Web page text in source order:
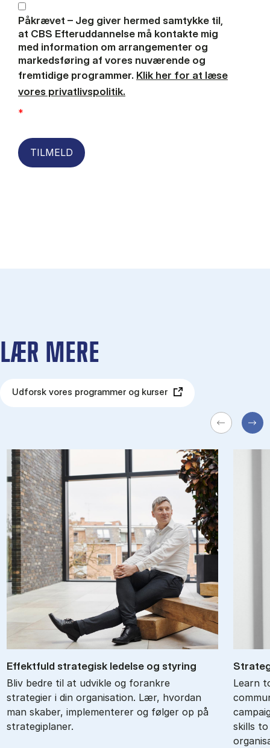
Påkrævet – Jeg giver hermed samtykke til,
at CBS Efteruddannelse må kontakte mig
med information om arrangementer og
markedsføring af vores nuværende og
fremtidige programmer. Klik her for at læse
vores privatlivspolitik.
*
TILMELD
LÆR MERE
Udforsk vores programmer og kurser
Ef­fekt­fuld stra­te­gisk le­del­se og sty­ring
Bliv bedre til at udvikle og forankre
strategier i din organisation. Lær, hvordan
man skaber, implementerer og følger op på
strategiplaner.
Learn
skills